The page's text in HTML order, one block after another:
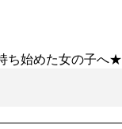
ち始めた女の子へ★